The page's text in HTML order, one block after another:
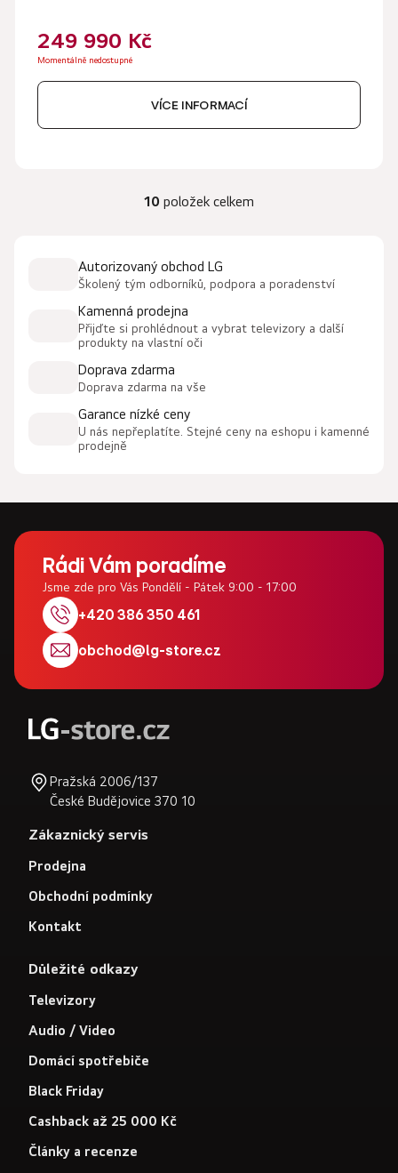
249 990 Kč
Momentálně nedostupné
VÍCE INFORMACÍ
O
á
d
c
í
r
k
y
p
u
10 položek celkem
Autorizovaný obchod LG
Školený tým odborníků, podpora a poradenství
Kamenná prodejna
Přijďte si prohlédnout a vybrat televizory a další
produkty na vlastní oči
Doprava zdarma
Doprava zdarma na vše
Garance nízké ceny
U nás nepřeplatíte. Stejné ceny na eshopu i kamenné
prodejně
Rádi Vám poradíme
Jsme zde pro Vás Pondělí - Pátek 9:00 - 17:00
+420 386 350 461
obchod@lg-store.cz
Pražská 2006/137
České Budějovice 370 10
Zákaznický servis
Prodejna
Obchodní podmínky
Kontakt
Důležité odkazy
Televizory
Audio / Video
Domácí spotřebiče
Black Friday
Cashback až 25 000 Kč
Články a recenze